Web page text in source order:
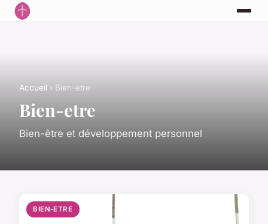
Accueil › Bien-etre
Bien-etre
Bien-être et développement personnel
BIEN-ETRE